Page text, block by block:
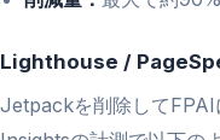
Lighthouse /
Jetpackを削除してFPAI